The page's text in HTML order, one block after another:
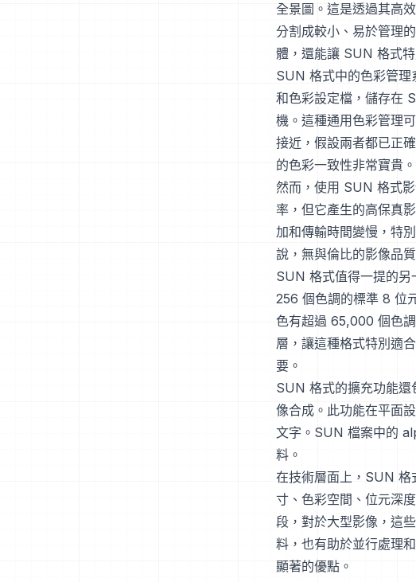
全景圖。這是透過其高
分割成較小、易於管理
體，還能讓 SUN 格式
SUN 格式中的色彩管理
和色彩設定檔，儲存在
機。這種通用色彩管理
接近，假設兩者都已正
的色彩一致性非常寶貴。
然而，使用 SUN 格式
率，但它產生的高保真
加和傳輸時間變慢，特
說，無與倫比的影像品
SUN 格式值得一提的另
256 個色調的標準 8 位
色有超過 65,000 個色
層，讓這種格式特別適
要。
SUN 格式的擴充功能
像合成。此功能在平面
文字。SUN 檔案中的
料。
在技術層面上，SUN 格
寸、色彩空間、位元深
段，對於大型影像，這
料，也有助於並行處理
顯著的優點。